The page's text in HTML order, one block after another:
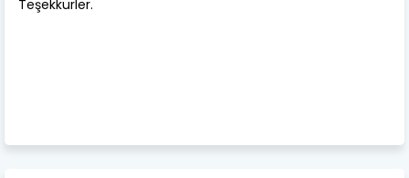
Teşekkürler.